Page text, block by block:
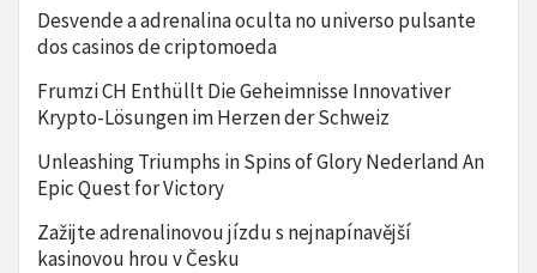
Desvende a adrenalina oculta no universo pulsante
dos casinos de criptomoeda
Frumzi CH Enthüllt Die Geheimnisse Innovativer
Krypto-Lösungen im Herzen der Schweiz
Unleashing Triumphs in Spins of Glory Nederland An
Epic Quest for Victory
Zažijte adrenalinovou jízdu s nejnapínavější
kasinovou hrou v Česku